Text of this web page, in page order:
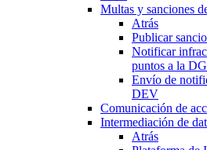
Multas y sanciones
Atrás
Publicar
Notificar
puntos a la
Envío de
DEV
Comunicación de
Intermediación de
Atrás